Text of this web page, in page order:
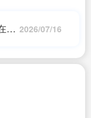
哪 2026/07/16